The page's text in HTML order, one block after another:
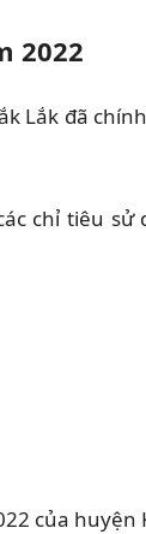
2022
Lắk đã
chỉ tiêu
của